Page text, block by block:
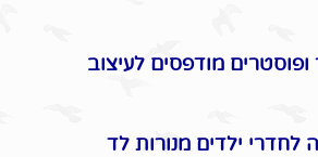
ופוסטרים מודפסים לעיצוב
לחדרי ילדים מנורות לד